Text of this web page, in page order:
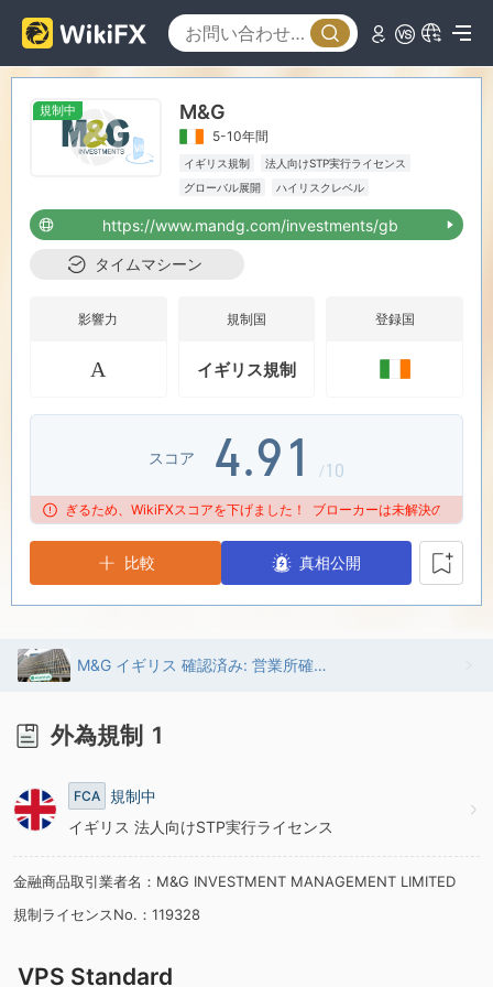
規制中 M&G
5-10年間
イギリス規制
法人向けSTP実行ライセンス
グローバル展開
ハイリスクレベル
https://www.mandg.com/investments/gb
タイムマシーン
影響力
A
規制国
イギリス規制
登録国
スコア
0
2
3
4
5
6
7
.
3
4
5
7
8
9
0
1
2
3
4
7
8
/10
が多すぎるため、WikiFXスコアを下げました！ ブローカーは未解決の苦情が多
比較 真相公開
M&G イギリス 確認済み: 営業所確認済み
外為規制 1
FCA 規制中
イギリス 法人向けSTP実行ライセンス
金融商品取引業者名：M&G INVESTMENT MANAGEMENT LIMITED
規制ライセンスNo.：119328
VPS Standard